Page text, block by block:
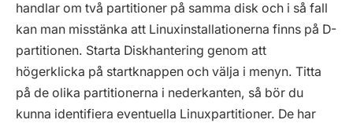
handlar om två partitioner på samma disk och i så fall
kan man misstänka att Linuxinstallationerna finns på D-
partitionen. Starta Diskhantering genom att
högerklicka på startknappen och välja i menyn. Titta
på de olika partitionerna i nederkanten, så bör du
kunna identifiera eventuella Linuxpartitioner. De har